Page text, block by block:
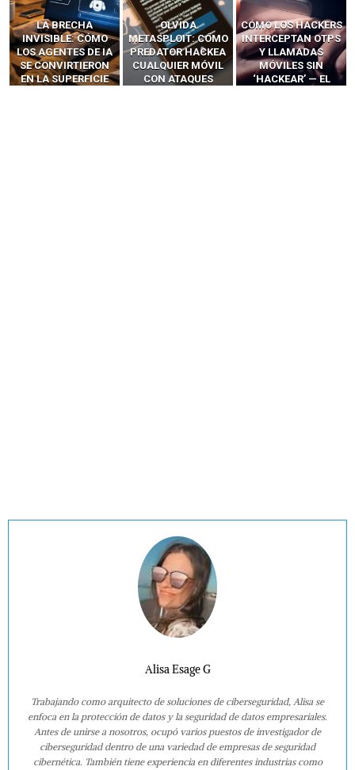
LA BRECHA
INVISIBLE: CÓMO
LOS AGENTES DE IA
SE CONVIRTIERON
EN LA SUPERFICIE
OLVIDA
METASPLOIT: CÓMO
PREDATOR HACKEA
CUALQUIER MÓVIL
CON ATAQUES
CÓMO LOS HACKERS
INTERCEPTAN OTPS
Y LLAMADAS
MÓVILES SIN
‘HACKEAR’ — EL
Alisa Esage G
Trabajando como arquitecto de soluciones de ciberseguridad, Alisa se
enfoca en la protección de datos y la seguridad de datos empresariales.
Antes de unirse a nosotros, ocupó varios puestos de investigador de
ciberseguridad dentro de una variedad de empresas de seguridad
cibernética. También tiene experiencia en diferentes industrias como